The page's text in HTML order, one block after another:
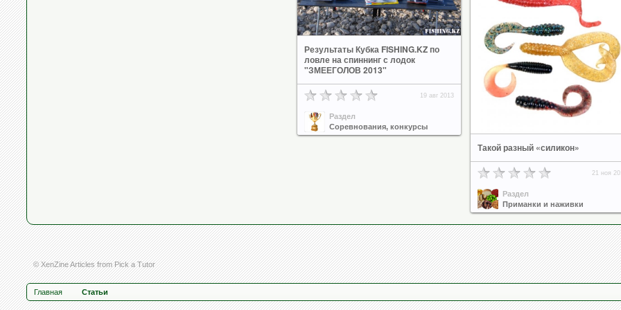
Результаты Кубка FISHING.KZ по
ловле на спиннинг с лодок
"ЗМЕЕГОЛОВ 2013"
19 авг 2013
Раздел
Соревнования, конкурсы
Такой разный «силикон»
21 ноя
Раздел
Приманки и наживки
© XenZineArticlesfromPick a Tutor
Главная Статьи